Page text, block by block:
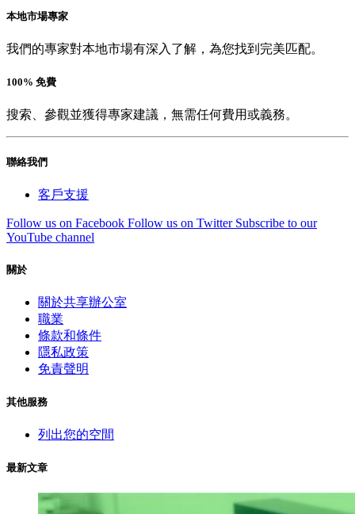
本地市場專家
我們的專家對本地市場有深入了解，為您找到完美匹配。
100% 免費
搜索、參觀並獲得專家建議，無需任何費用或義務。
聯絡我們
客戶支援
Follow us on Facebook Follow us on Twitter Subscribe to our
YouTube channel
關於
關於共享辦公室
職業
條款和條件
隱私政策
免責聲明
其他服務
列出您的空間
最新文章